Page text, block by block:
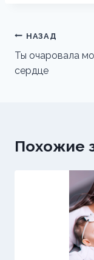
Навигация
по
записям
НАЗАД
Ты очаровала
сердце
Похожие